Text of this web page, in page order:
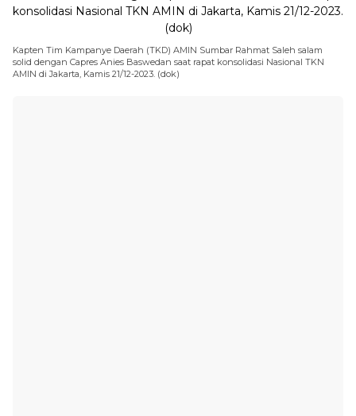
Kapten Tim Kampanye Daerah (TKD) AMIN Sumbar Rahmat Saleh salam
solid dengan Capres Anies Baswedan saat rapat konsolidasi Nasional TKN
AMIN di Jakarta, Kamis 21/12-2023. (dok)